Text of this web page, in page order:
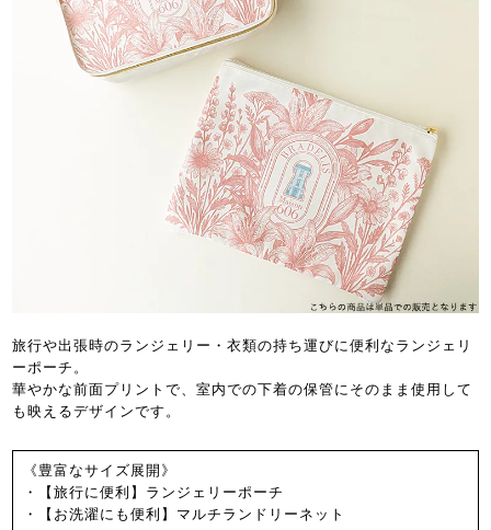
旅行や出張時のランジェリー・衣類の持ち運びに便利なランジェリ
ーポーチ。
華やかな前面プリントで、室内での下着の保管にそのまま使用して
も映えるデザインです。
《豊富なサイズ展開》
・【旅行に便利】ランジェリーポーチ
・【お洗濯にも便利】マルチランドリーネット